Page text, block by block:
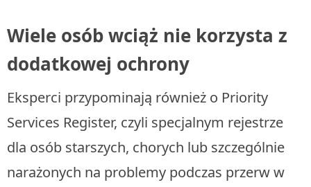
Wiele osób wciąż nie korzysta z
dodatkowej ochrony
Eksperci przypominają również o Priority
Services Register, czyli specjalnym rejestrze
dla osób starszych, chorych lub szczególnie
narażonych na problemy podczas przerw w